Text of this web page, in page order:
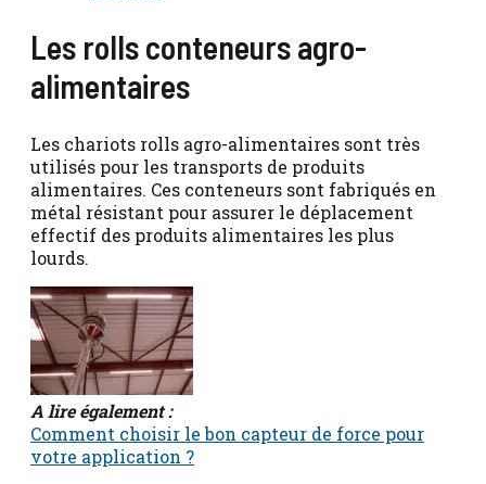
Les rolls conteneurs agro-
alimentaires
Les chariots rolls agro-alimentaires sont très
utilisés pour les transports de produits
alimentaires. Ces conteneurs sont fabriqués en
métal résistant pour assurer le déplacement
effectif des produits alimentaires les plus
lourds.
A lire également :
Comment choisir le bon capteur de force pour
votre application ?